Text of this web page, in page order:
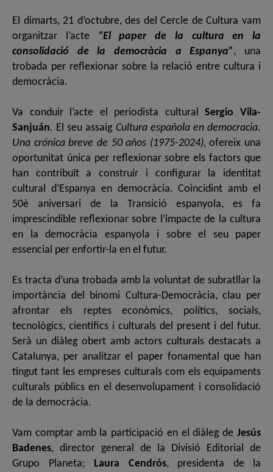
El dimarts, 21 d’octubre, des del Cercle de Cultura vam
organitzar l’acte
“El paper de la cultura en la
consolidació de la democràcia a Espanya”, una
trobada per reflexionar sobre la relació entre cultura i
democràcia.
Va conduir l’acte el periodista culturalSergio Vila-
Sanjuán. El seu assaig Cultura española en democracia.
Una crónica breve de 50 años (1975-2024), ofereix una
oportunitat única per reflexionar sobre els factors que
han contribuït a construir i configurar la identitat
cultural d’Espanya en democràcia. Coincidint amb el
50è aniversari de la Transició espanyola, es fa
imprescindible reflexionar sobre l’impacte de la cultura
en la democràcia espanyola i sobre el seu paper
essencial per enfortir-la en el futur.
Es tracta d’una trobada amb la voluntat de subratllar la
importància del binomi Cultura-Democràcia, clau per
afrontar els reptes econòmics, polítics, socials,
tecnològics, científics i culturals del present i del futur.
Serà un diàleg obert amb actors culturals destacats a
Catalunya, per analitzar el paper fonamental que han
tingut tant les empreses culturals com els equipaments
culturals públics en el desenvolupament i consolidació
de la democràcia.
Vam comptar amb la participació en el diàleg de Jesús
Badenes, director general
de la Divisió Editorial de
Grupo Planeta; Laura Cendrós, presidenta de la